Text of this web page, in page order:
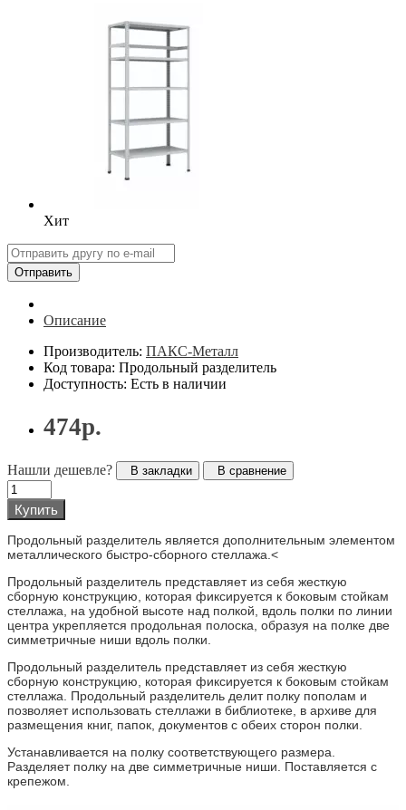
Хит
Отправить
Описание
Производитель: ПАКС-Металл
Код товара: Продольный разделитель
Доступность: Есть в наличии
474р.
Нашли дешевле? В закладки В сравнение
Купить
Продольный разделитель является дополнительным элементом
металлического быстро-сборного стеллажа.<
Продольный разделитель представляет из себя жесткую
сборную конструкцию, которая фиксируется к боковым стойкам
стеллажа, на удобной высоте над полкой, вдоль полки по линии
центра укрепляется продольная полоска, образуя на полке две
симметричные ниши вдоль полки.
Продольный разделитель представляет из себя жесткую
сборную конструкцию, которая фиксируется к боковым стойкам
стеллажа. Продольный разделитель делит полку пополам и
позволяет использовать стеллажи в библиотеке, в архиве для
размещения книг, папок, документов с обеих сторон полки.
Устанавливается на полку соответствующего размера.
Разделяет полку на две симметричные ниши. Поставляется с
крепежом.